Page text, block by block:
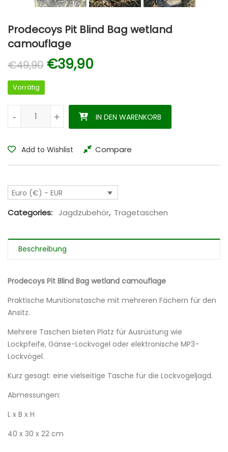
Prodecoys Pit Blind Bag wetland
camouflage
€49,90 Ursprünglicher Preis war:
€39,90
Vorrätig
Prodecoys Pit Blind Bag wetland camouflage Menge
+
- +
- IN DEN WARENKORB
Add to Wishlist Compare
Euro (€) - EUR
Categories: Jagdzubehör, Tragetaschen
Beschreibung
Prodecoys Pit Blind Bag wetland camouflage
Praktische Munitionstasche mit mehreren Fächern für den
Ansitz.
Mehrere Taschen bieten Platz für Ausrüstung wie
Lockpfeife, Gänse-Lockvogel oder elektronische MP3-
Lockvögel.
Kurz gesagt: eine vielseitige Tasche für die Lockvogeljagd.
Abmessungen:
L x B x H
40 x 30 x 22 cm